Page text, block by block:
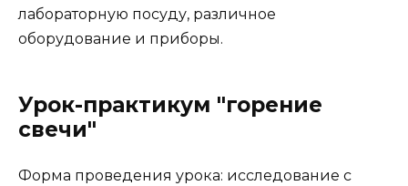
лабораторную посуду, различное
оборудование и приборы.
Урок-практикум "горение
свечи"
Форма проведения урока: исследование с